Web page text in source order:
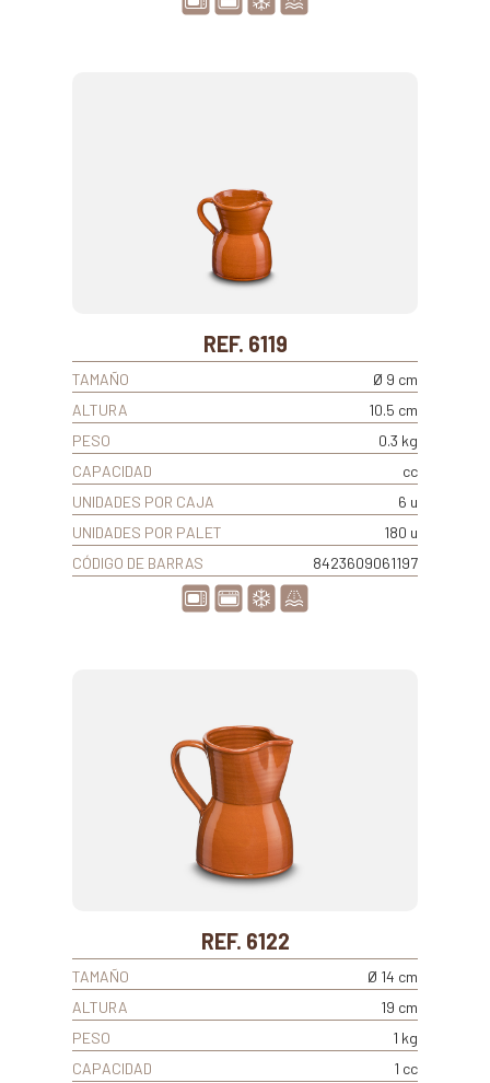
REF. 6119
TAMAÑO
Ø 9 cm
ALTURA
10.5 cm
PESO
0.3 kg
CAPACIDAD
cc
UNIDADES POR CAJA
6 u
UNIDADES POR PALET
180 u
CÓDIGO DE BARRAS
8423609061197
REF. 6122
TAMAÑO
Ø 14 cm
ALTURA
19 cm
PESO
1 kg
CAPACIDAD
1 cc